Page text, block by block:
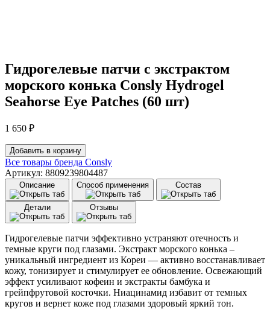
Гидрогелевые патчи с экстрактом
морского конька Consly Hydrogel
Seahorse Eye Patches (60 шт)
1 650 ₽
Количество
товара
Гидрогелевые
патчи
экстрактом
морского
конька
Consly
Hydrogel
Seahorse
Eye
Patches
(60
шт)
Добавить в корзину
Все товары бренда Consly
Артикул: 8809239804487
Описание Способ применения Состав
Детали Отзывы
Гидрогелевые патчи эффективно устраняют отечность и
темные круги под глазами. Экстракт морского конька –
уникальный ингредиент из Кореи — активно восстанавливает
кожу, тонизирует и стимулирует ее обновление. Освежающий
эффект усиливают кофеин и экстракты бамбука и
грейпфрутовой косточки. Ниацинамид избавит от темных
кругов и вернет коже под глазами здоровый яркий тон.